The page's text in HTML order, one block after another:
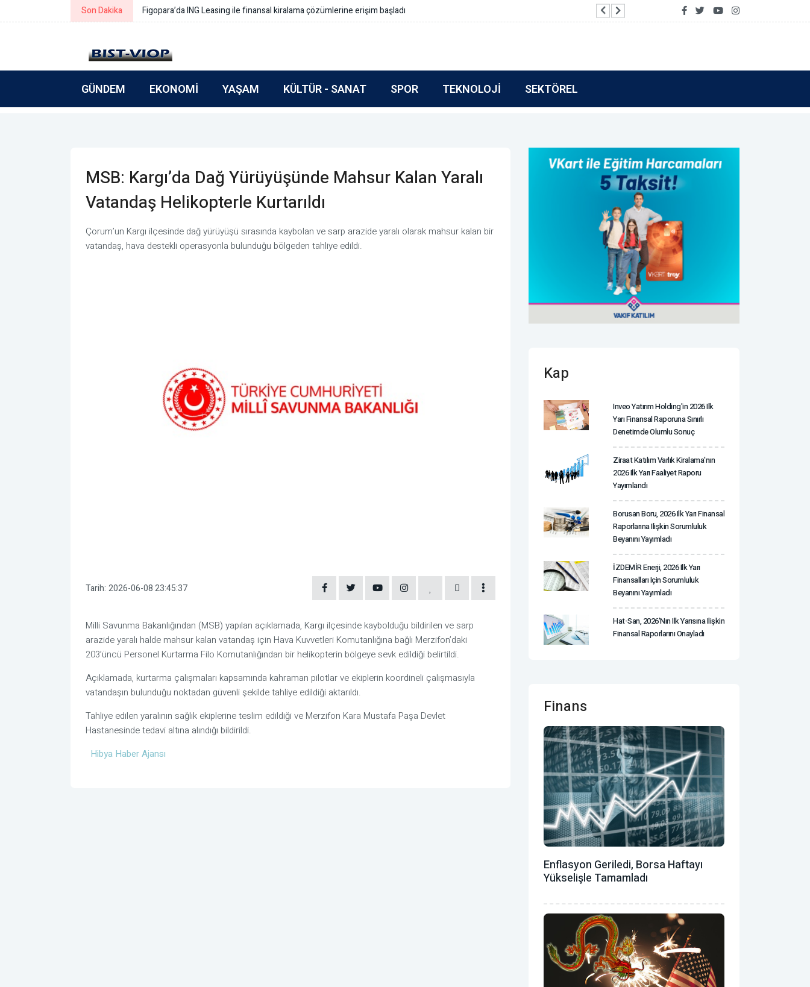
Son Dakika Simeonov: Yeni bütçe gerçek reformlar içermeli Vakıf Katılım’dan Tamamla Kazan
GÜNDEM EKONOMI YAŞAM KÜLTÜR - SANAT SPOR TEKNOLOJI SEKTÖREL
MSB: Kargı’da Dağ Yürüyüşünde Mahsur Kalan Yaralı
Vatandaş Helikopterle Kurtarıldı
Çorum’un Kargı ilçesinde dağ yürüyüşü sırasında kaybolan ve sarp arazide yaralı olarak mahsur kalan bir
vatandaş, hava destekli operasyonla bulunduğu bölgeden tahliye edildi.
Tarih: 2026-06-08 23:45:37
Milli Savunma Bakanlığından (MSB) yapılan açıklamada, Kargı ilçesinde kaybolduğu bildirilen ve sarp
arazide yaralı halde mahsur kalan vatandaş için Hava Kuvvetleri Komutanlığına bağlı Merzifon’daki
203’üncü Personel Kurtarma Filo Komutanlığından bir helikopterin bölgeye sevk edildiği belirtildi.
Açıklamada, kurtarma çalışmaları kapsamında kahraman pilotlar ve ekiplerin koordineli çalışmasıyla
vatandaşın bulunduğu noktadan güvenli şekilde tahliye edildiği aktarıldı.
Tahliye edilen yaralının sağlık ekiplerine teslim edildiği ve Merzifon Kara Mustafa Paşa Devlet
Hastanesinde tedavi altına alındığı bildirildi.
Hibya Haber Ajansı
Kap
Inveo Yatırım Holding'in 2026 Ilk
Yarı Finansal Raporuna Sınırlı
Denetimde Olumlu Sonuç
Ziraat Katılım Varlık Kiralama'nın
2026 Ilk Yarı Faaliyet Raporu
Yayımlandı
Borusan Boru, 2026 Ilk Yarı Finansal
Raporlarına Ilişkin Sorumluluk
Beyanını Yayımladı
İZDEMİR Enerji, 2026 Ilk Yarı
Finansalları Için Sorumluluk
Beyanını Yayımladı
Hat-San, 2026'nın Ilk Yarısına Ilişkin
Finansal Raporlarını Onayladı
Finans
Enflasyon Geriledi, Borsa Haftayı
Yükselişle Tamamladı